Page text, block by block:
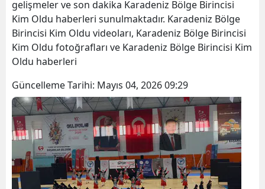
Burdur
Bursa
Çankırı
Çorum
Denizli
Diyarbakır
gelişmeler ve son dakika Karadeniz Bölge Birincisi
Kim Oldu haberleri sunulmaktadır. Karadeniz Bölge
Birincisi Kim Oldu videoları, Karadeniz Bölge Birincisi
Kim Oldu fotoğrafları ve Karadeniz Bölge Birincisi Kim
Oldu haberleri
Güncelleme Tarihi: Mayıs 04, 2026 09:29